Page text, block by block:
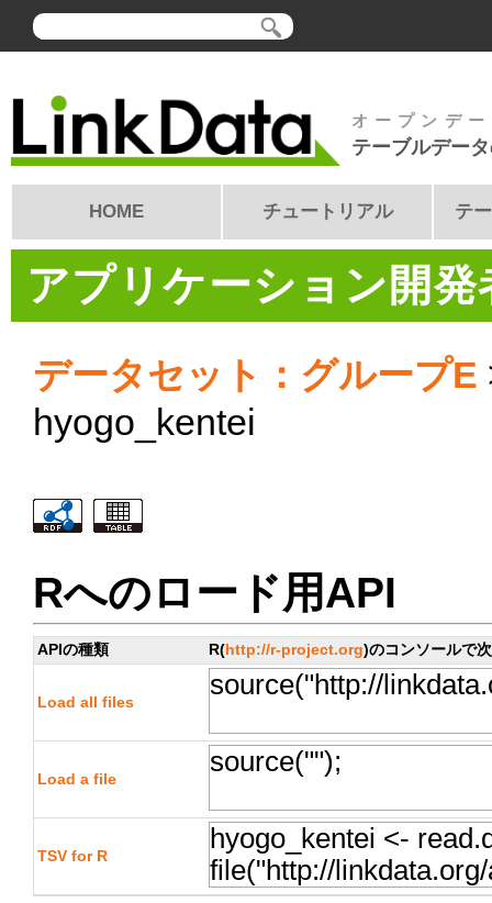
オープンデ
テーブルデー
HOME チュートリアル テ
アプリケーション開
データセット：グループE
hyogo_kentei
Rへのロード用API
APIの種類 R(http://r-project.org)のコンソールで
Load all files
Load a file
TSV for R